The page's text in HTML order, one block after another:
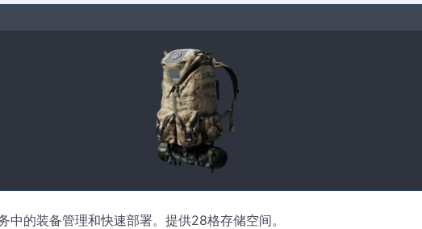
的装备管理和快速部署。提供28格存储空间。